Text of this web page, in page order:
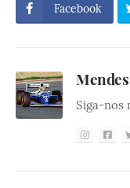
Facebook
Siga-nos